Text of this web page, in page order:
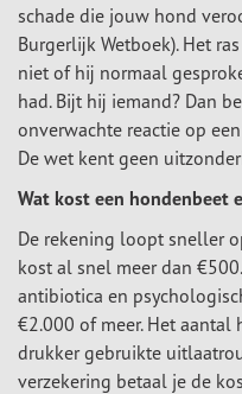
schade die jouw hond
Burgerlijk Wetboek). Het
niet of hij normaal
had. Bijt hij iemand? Dan
onverwachte reactie op
De wet kent geen
Wat kost een hondenbeet
De rekening loopt sneller
kost al snel meer dan
antibiotica en
€2.000 of meer. Het
drukker gebruikte
verzekering betaal je de